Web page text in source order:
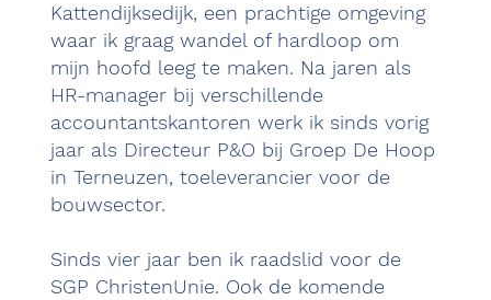
Kattendijksedijk, een prachtige omgeving
waar ik graag wandel of hardloop om
mijn hoofd leeg te maken. Na jaren als
HR-manager bij verschillende
accountantskantoren werk ik sinds vorig
jaar als Directeur P&O bij Groep De Hoop
in Terneuzen, toeleverancier voor de
bouwsector.
Sinds vier jaar ben ik raadslid voor de
SGP ChristenUnie. Ook de komende